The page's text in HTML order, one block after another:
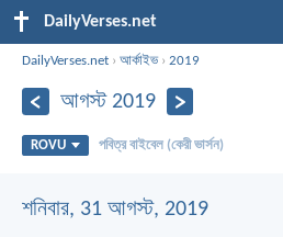
DailyVerses.net
DailyVerses.net ›আর্কাইভ›2019
আগস্ট 2019
ROVU পবিত্র বাইবেল (কেরী ভার্সন)
শনিবার, 31 আগস্ট, 2019